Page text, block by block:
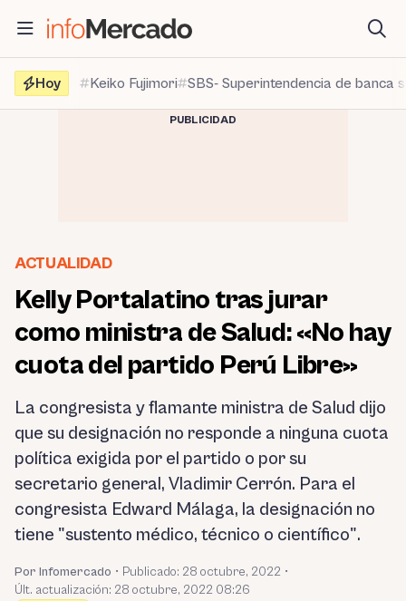
contenido
Hoy
Keiko Fujimori SBS- Superintendencia de banca
PUBLICIDAD
ACTUALIDAD
Kelly Portalatino tras jurar
como ministra de Salud: «No hay
cuota del partido Perú Libre»
La congresista y flamante ministra de Salud dijo
que su designación no responde a ninguna cuota
política exigida por el partido o por su
secretario general, Vladimir Cerrón. Para el
congresista Edward Málaga, la designación no
tiene "sustento médico, técnico o científico".
Por Infomercado • Publicado: 28 octubre, 2022 •
Últ. actualización: 28 octubre, 2022 08:26